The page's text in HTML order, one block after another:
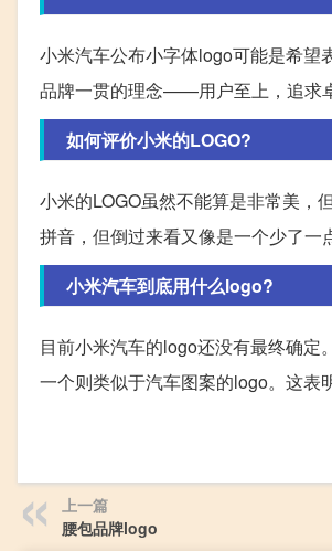
小米汽车公布小字体logo可能是希望
品牌一贯的理念——用户至上，追求
如何评价小米的LOGO?
小米的LOGO虽然不能算是非常美，
拼音，但倒过来看又像是一个少了一
小米汽车到底用什么logo?
目前小米汽车的logo还没有最终确定
一个则类似于汽车图案的logo。这表
上一篇
腰包品牌logo